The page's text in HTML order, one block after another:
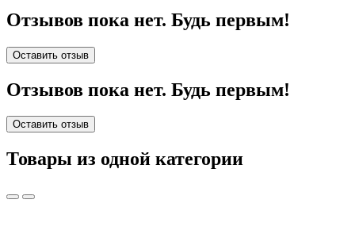
Отзывов пока нет. Будь первым!
Оставить отзыв
Отзывов пока нет. Будь первым!
Оставить отзыв
Товары из одной категории